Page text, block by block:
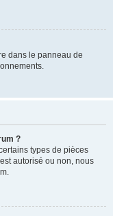
dans le panneau de
?
types de pièces
autorisé ou non, nous